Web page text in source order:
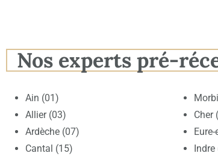
Nos experts pré-
Ain (01)
Allier (03)
Ardèche (07)
Cantal (15)
Cher
Indre